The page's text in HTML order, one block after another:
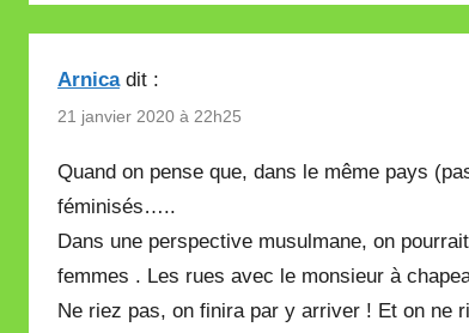
Arnica dit :
21 janvier 2020 à 22h25
Quand on pense que, dans le même pays
féminisés…..
Dans une perspective musulmane, on
femmes . Les rues avec le monsieur à
Ne riez pas, on finira par y arriver ! Et on ne